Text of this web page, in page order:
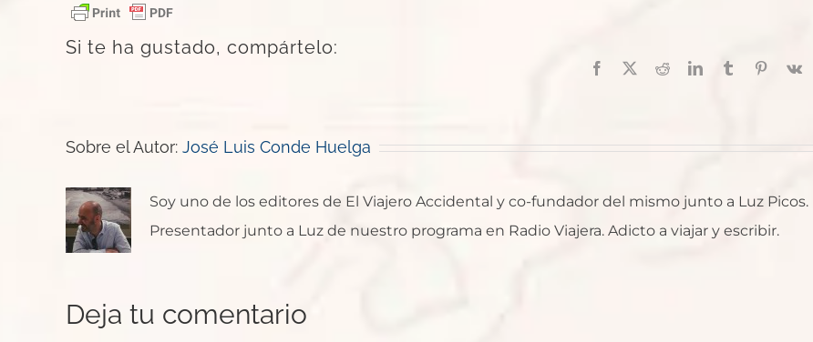
Si te ha gustado, compártelo:
Facebook RedditLinkedInTumblr Pinterest
Vk
Sobre el Autor: José Luis Conde Huelga
Soy uno de los editores de El Viajero Accidental y co-fundador del mismo junto a Luz Picos.
Presentador junto a Luz de nuestro programa en Radio Viajera. Adicto a viajar y escribir.
Deja tu comentario